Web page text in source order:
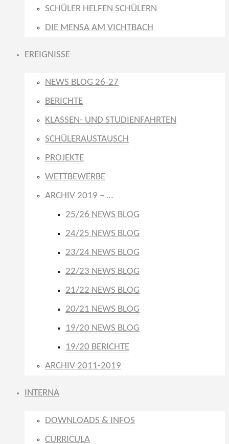
SCHÜLER HELFEN SCHÜLERN
DIE MENSA AM VICHTBACH
EREIGNISSE
NEWS BLOG 26-27
BERICHTE
KLASSEN- UND STUDIENFAHRTEN
SCHÜLERAUSTAUSCH
PROJEKTE
WETTBEWERBE
ARCHIV 2019 – …
25/26 NEWS BLOG
24/25 NEWS BLOG
23/24 NEWS BLOG
22/23 NEWS BLOG
21/22 NEWS BLOG
20/21 NEWS BLOG
19/20 NEWS BLOG
19/20 BERICHTE
ARCHIV 2011-2019
INTERNA
DOWNLOADS & INFOS
CURRICULA